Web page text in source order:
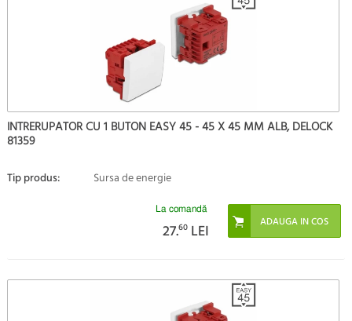
INTRERUPATOR CU 1 BUTON EASY 45 - 45 X 45 MM ALB, DELOCK
81359
Tip produs: Sursa de energie
La comandă
27.60 LEI